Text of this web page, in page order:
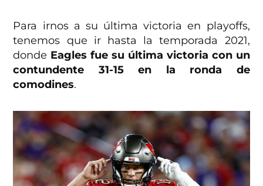
Para irnos a su última victoria en playoffs,
tenemos que ir hasta la temporada 2021,
donde Eagles fue su última victoria con un
contundente 31-15 en la ronda de
comodines.